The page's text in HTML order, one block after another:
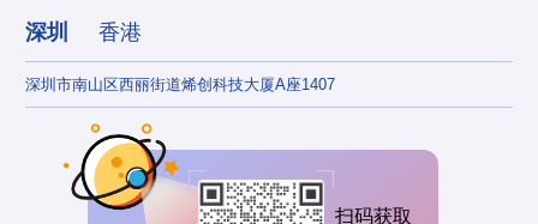
深圳 香港
深圳市南山区西丽街道烯创科技大厦A座1407
扫码获取